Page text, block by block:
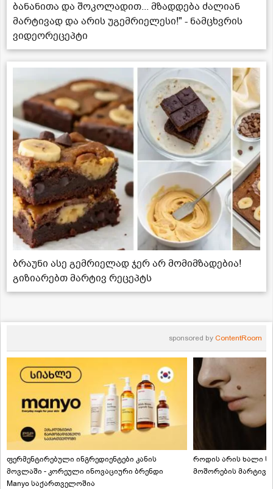
ბანანითა და შოკოლადით... მზადდება ძალიან
მარტივად და არის უგემრიელესი!" - ნამცხვრის
ვიდეორეცეპტი
ბრაუნი ასე გემრიელად ჯერ არ მომიმზადებია!
გიზიარებთ მარტივ რეცეპტს
sponsored by ContentRoom
ფერმენტირებული ინგრედიენტები კანის
მოვლაში - კორეული ინოვაციური ბრენდი
Manyo საქართველოშია
როდის არის ხალი
მოშორების